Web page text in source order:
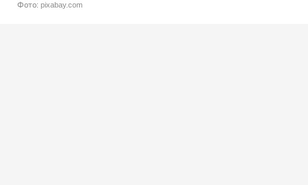
Фото: pixabay.com